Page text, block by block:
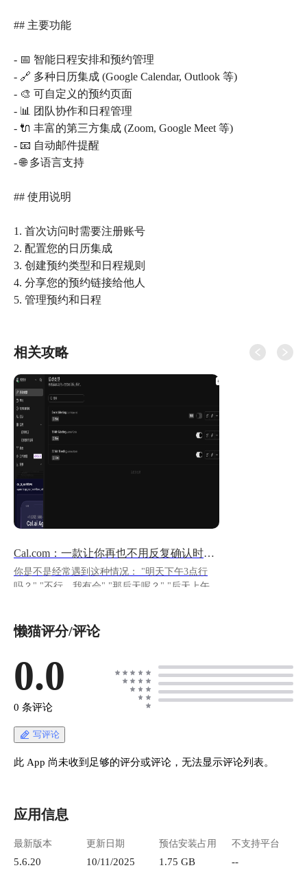
## 主要功能
- 📅 智能日程安排和预约管理
- 🔗 多种日历集成 (Google Calendar, Outlook 等)
- 🎨 可自定义的预约页面
- 📊 团队协作和日程管理
- 🔌 丰富的第三方集成 (Zoom, Google Meet 等)
- 📧 自动邮件提醒
- 🌐 多语言支持
## 使用说明
1. 首次访问时需要注册账号
2. 配置您的日历集成
3. 创建预约类型和日程规则
4. 分享您的预约链接给他人
相关攻略
Cal.com：一款让你再也不用反复确认时间的工具
你是不是经常遇到这种情况： "明天下午3点行
吗？" "不行，我有会" "那后天呢？" "后天上午可
源的日程预约神器 **Cal.com**，让约会议这件
ycat.app.liu.calcom ## 它到底是个啥？ 简单来
说，Cal.com 就是一个**日程预约工具**。你设
置好自己什么时候有空，然后生成一个链接，别
约你就完事了。整个过程全自动，不用你操心。
这玩意儿其实就是 Calendly 的开源替代品，但功
能更强大，而且**个人使用完全免费**，不限预
1301583638.cos.ap-
9b2a-4ecc-8cf8-99b9b805f3e0.png "image.png") 选
免费版本 ![image.png](https://lzc-playground-
懒猫评分/评论
0.0
0 条评论
写评论
此 App 尚未收到足够的评分或评论，无法显示评论列表。
应用信息
最新版本
5.6.20
更新日期
10/11/2025
预估安装占用
1.75 GB
不支持平台
--